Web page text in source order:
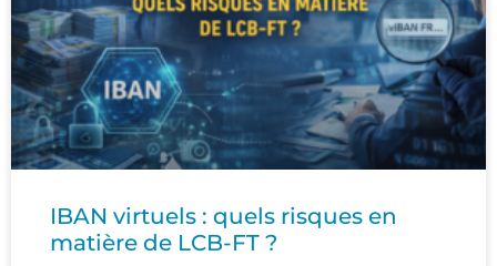
IBAN virtuels : quels risques en
matière de LCB-FT ?